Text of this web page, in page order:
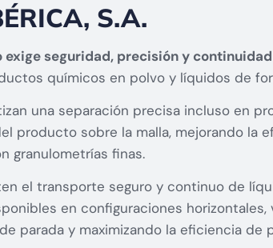
S.A.
exige seguridad, precisión y
químicos en polvo y líquidos de
una separación precisa incluso en
producto sobre la malla, mejorando la
granulometrías finas.
el transporte seguro y continuo de
en configuraciones
parada y maximizando la eficiencia de